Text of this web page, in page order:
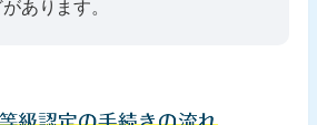
あります。